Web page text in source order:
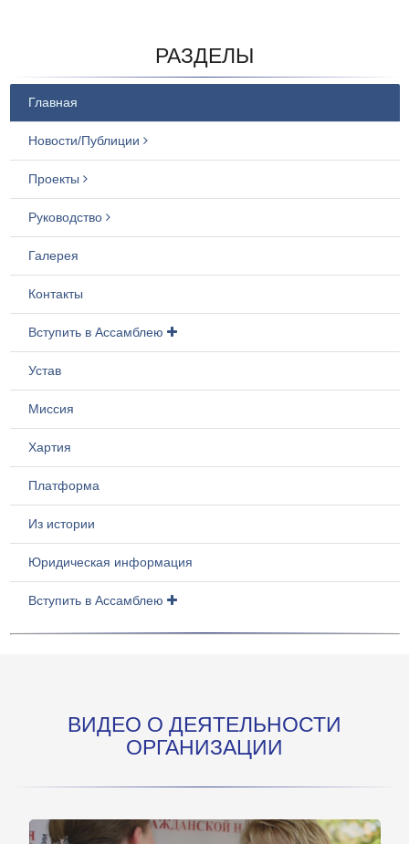
РАЗДЕЛЫ
Главная
Новости/Публиции
Проекты
Руководство
Галерея
Контакты
Вступить в Ассамблею
Устав
Миссия
Хартия
Платформа
Из истории
Юридическая информация
Вступить в Ассамблею
ВИДЕО О ДЕЯТЕЛЬНОСТИ
ОРГАНИЗАЦИИ